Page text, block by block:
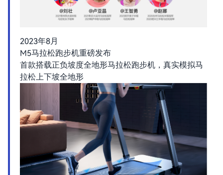
2023年8月
M5马拉松跑步机重磅发布
首款搭载正负坡度全地形马拉松跑步机，真实模拟马
拉松上下坡全地形